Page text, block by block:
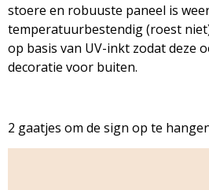
stoere en robuuste paneel is
temperatuurbestendig (roest
op basis van UV-inkt zodat deze
decoratie voor buiten.
2 gaatjes om de sign op te